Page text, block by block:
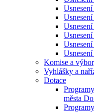
Komise a
Vyhlášky a
Dotace
města